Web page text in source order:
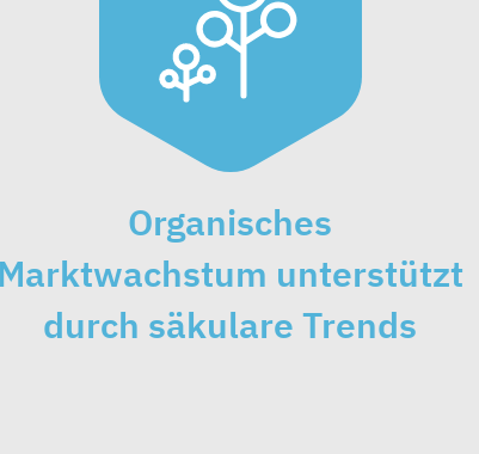
Organisches
Marktwachstum unterstützt
durch säkulare Trends